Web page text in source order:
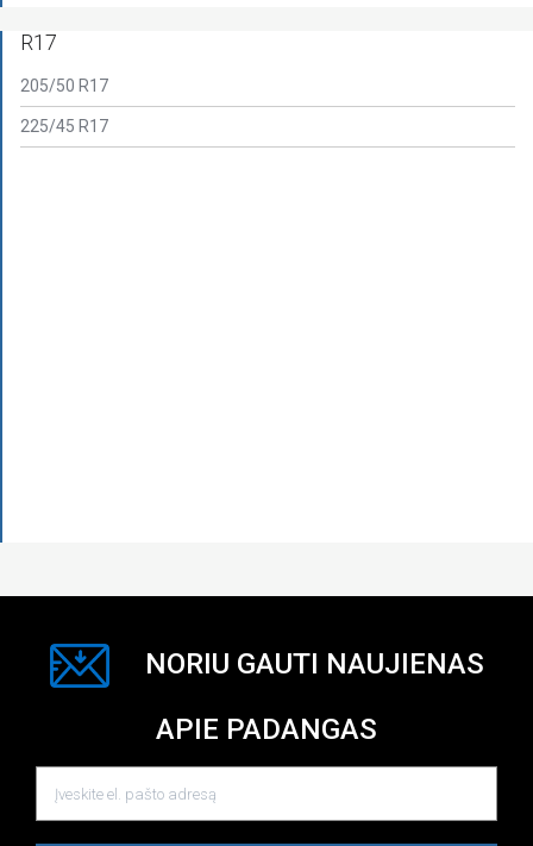
R17
205/50 R17
225/45 R17
NORIU GAUTI NAUJIENAS
APIE PADANGAS